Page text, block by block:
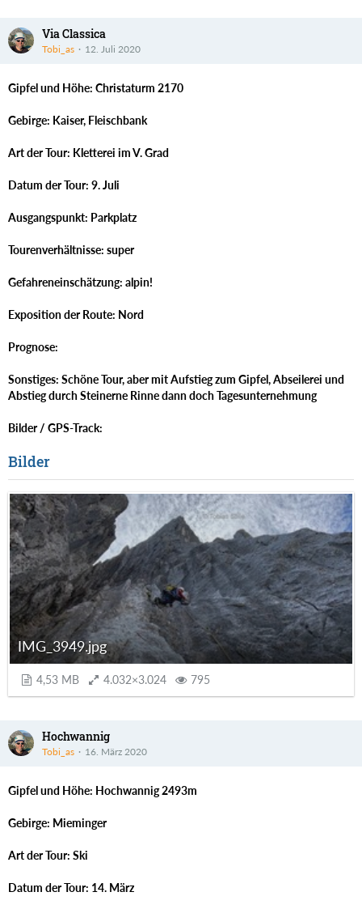
Via Classica
Tobi_as 12. Juli 2020
Gipfel und Höhe: Christaturm 2170
Gebirge: Kaiser, Fleischbank
Art der Tour: Kletterei im V. Grad
Datum der Tour: 9. Juli
Ausgangspunkt: Parkplatz
Tourenverhältnisse: super
Gefahreneinschätzung: alpin!
Exposition der Route: Nord
Prognose:
Sonstiges: Schöne Tour, aber mit Aufstieg zum Gipfel, Abseilerei und
Abstieg durch Steinerne Rinne dann doch Tagesunternehmung
Bilder / GPS-Track:
Bilder
IMG_3949.jpg
4,53 MB 4.032×3.024 795
Hochwannig
Tobi_as 16. März 2020
Gipfel und Höhe: Hochwannig 2493m
Gebirge: Mieminger
Art der Tour: Ski
Datum der Tour: 14. März